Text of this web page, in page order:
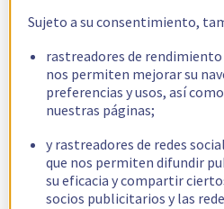
Sujeto a su consentimiento,
rastreadores de
nos permiten mejorar su
preferencias y usos, así
nuestras páginas;
y rastreadores de redes
que nos permiten difundir
su eficacia y compartir
socios publicitarios y las